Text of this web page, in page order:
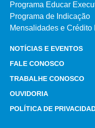
Programa Educar
Programa de Indicação
Mensalidades e Crédito
NOTÍCIAS E EVENTOS
FALE CONOSCO
TRABALHE CONOSCO
OUVIDORIA
POLÍTICA DE